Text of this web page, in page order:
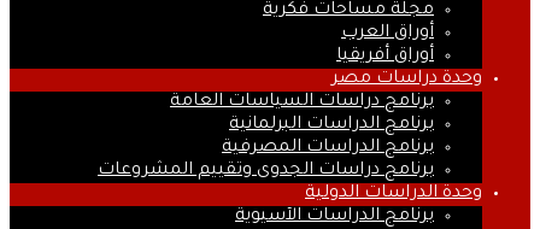
مجلة مساحات فكرية
أوراق العرب
أوراق أفريقيا
وحدة دراسات مصر
برنامج دراسات السياسات العامة
برنامج الدراسات البرلمانية
برنامج الدراسات المصرفية
برنامج دراسات الجدوى وتقييم المشروعات
وحدة الدراسات الدولية
برنامج الدراسات الآسيوية